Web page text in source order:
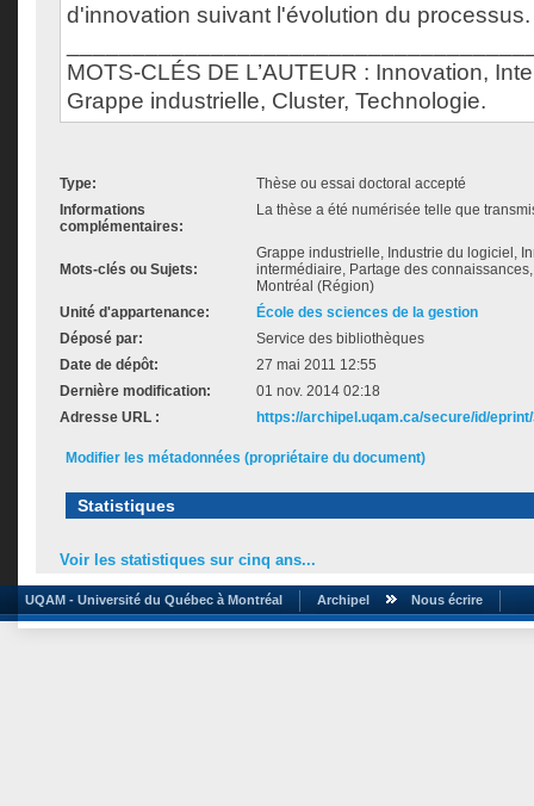
d'innovation suivant l'évolution du processus.
MOTS-CLÉS DE L’AUTEUR : Innovation,
Grappe industrielle, Cluster, Technologie.
Type:
Thèse ou essai doctoral accepté
Informations
complémentaires:
La thèse a été numérisée telle que
Mots-clés ou Sujets:
Grappe industrielle, Industrie du logiciel,
intermédiaire, Partage des
Montréal (Région)
Unité d'appartenance:
École des sciences de la gestion
Déposé par:
Service des bibliothèques
Date de dépôt:
27 mai 2011 12:55
Dernière modification:
01 nov. 2014 02:18
Adresse URL :
https://archipel.uqam.ca/secure/id/
Modifier les métadonnées (propriétaire du document)
Statistiques
Voir les statistiques sur cinq ans...
UQAM - Université du Québec à Montréal Archipel Nous écrire